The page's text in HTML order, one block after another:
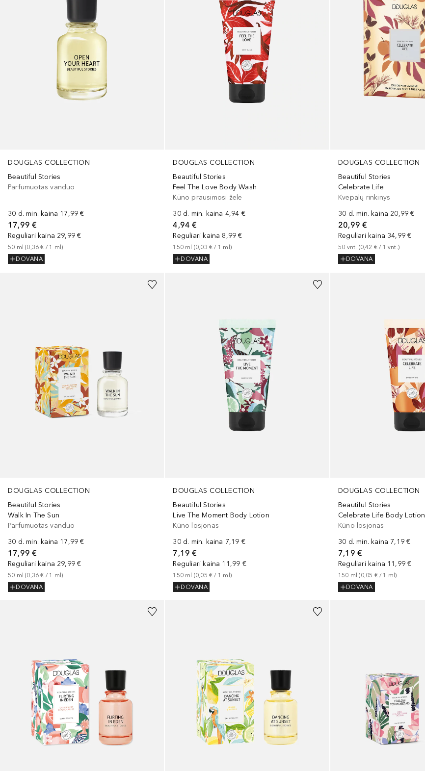
DOUGLAS COLLECTION
Beautiful Stories
Parfumuotas vanduo
30 d. min. kaina 17,99 €
17,99 €
Reguliari kaina 29,99 €
50 ml (0,36 € / 1 ml)
DOVANA
DOUGLAS COLLECTION
Beautiful Stories
Feel The Love Body Wash
Kūno prausimosi želė
30 d. min. kaina 4,94 €
4,94 €
Reguliari kaina 8,99 €
150 ml (0,03 € / 1 ml)
DOVANA
DOUGLAS COLLECTION
Beautiful Stories
Celebrate Life
Kvepalų rinkinys
30 d. min. kaina 20,99 €
20,99 €
Reguliari kaina 34,99 €
50 vnt. (0,42 € / 1 vnt.)
DOVANA
DOUGLAS COLLECTION
Beautiful Stories
Walk In The Sun
Parfumuotas vanduo
30 d. min. kaina 17,99 €
17,99 €
Reguliari kaina 29,99 €
50 ml (0,36 € / 1 ml)
DOVANA
DOUGLAS COLLECTION
Beautiful Stories
Live The Moment Body Lotion
Kūno losjonas
30 d. min. kaina 7,19 €
7,19 €
Reguliari kaina 11,99 €
150 ml (0,05 € / 1 ml)
DOVANA
DOUGLAS COLLECTION
Beautiful Stories
Celebrate Life Body Lotion
Kūno losjonas
30 d. min. kaina 7,19 €
7,19 €
Reguliari kaina 11,99 €
150 ml (0,05 € / 1 ml)
DOVANA